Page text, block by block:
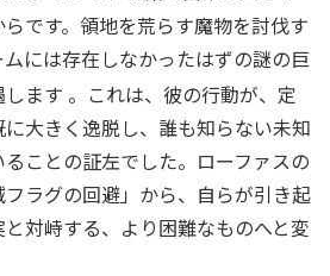
です。領地を荒らす魔物を討伐す
には存在しなかったはずの謎の巨
ます 。これは、彼の行動が、定
大きく逸脱し、誰も知らない未知
ことの証左でした。ローファスの
ラグの回避」から、自らが引き起
対峙する、より困難なものへと変